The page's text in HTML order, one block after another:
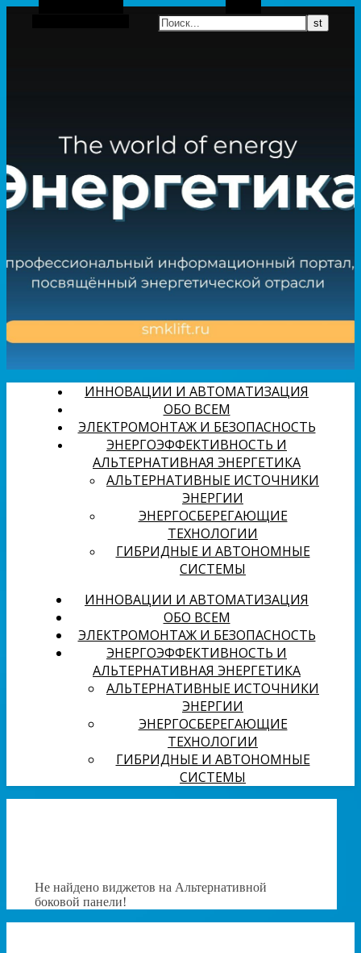
Боковая панель
ИННОВАЦИИ И АВТОМАТИЗАЦИЯ
ОБО ВСЕМ
ЭЛЕКТРОМОНТАЖ И БЕЗОПАСНОСТЬ
ЭНЕРГОЭФФЕКТИВНОСТЬ И
АЛЬТЕРНАТИВНАЯ ЭНЕРГЕТИКА
АЛЬТЕРНАТИВНЫЕ ИСТОЧНИКИ
ЭНЕРГИИ
ЭНЕРГОСБЕРЕГАЮЩИЕ
ТЕХНОЛОГИИ
ГИБРИДНЫЕ И АВТОНОМНЫЕ
СИСТЕМЫ
ИННОВАЦИИ И АВТОМАТИЗАЦИЯ
ОБО ВСЕМ
ЭЛЕКТРОМОНТАЖ И БЕЗОПАСНОСТЬ
ЭНЕРГОЭФФЕКТИВНОСТЬ И
АЛЬТЕРНАТИВНАЯ ЭНЕРГЕТИКА
АЛЬТЕРНАТИВНЫЕ ИСТОЧНИКИ
ЭНЕРГИИ
ЭНЕРГОСБЕРЕГАЮЩИЕ
ТЕХНОЛОГИИ
ГИБРИДНЫЕ И АВТОНОМНЫЕ
СИСТЕМЫ
Не найдено виджетов на Альтернативной
боковой панели!